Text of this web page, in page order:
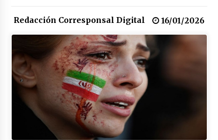
feministas
16/01/2026
Medellín necesita gobernantes con sentido
de pertenencia
15/01/2026
Falcao regresa con el rabo entre las patas
07/01/2026
Redacción Corresponsal Digital 16/01/2026